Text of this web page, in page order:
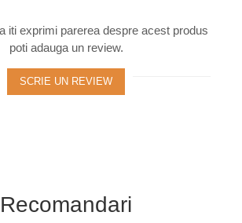
iti exprimi parerea despre acest produs
poti adauga un review.
SCRIE UN REVIEW
Recomandari